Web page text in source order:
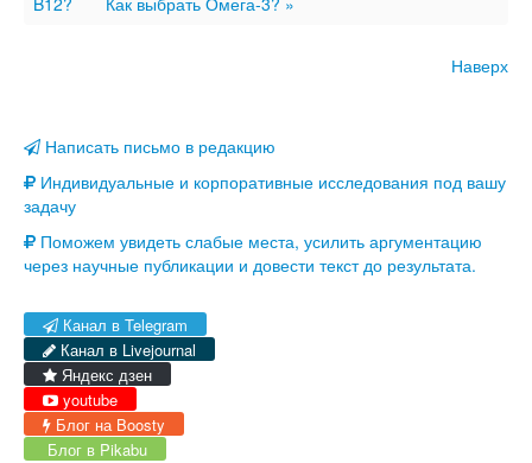
Наверх
Написать письмо в редакцию
Индивидуальные и корпоративные исследования под вашу
задачу
Поможем увидеть слабые места, усилить аргументацию
через научные публикации и довести текст до результата.
Канал в Telegram
Канал в Livejournal
Яндекс дзен
youtube
Блог на Boosty
Блог в Pikabu